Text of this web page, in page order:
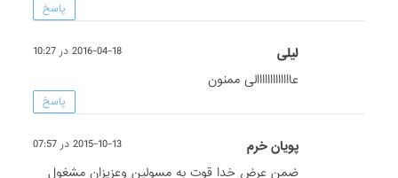
پاسخ
لیلی 2016-04-18 در 10:27
عااااااااااااالی ممنون
پاسخ
پویان خرم 2015-10-13 در 07:57
ضمن عرض خدا قوت به مسولین وعزیزان مشغول